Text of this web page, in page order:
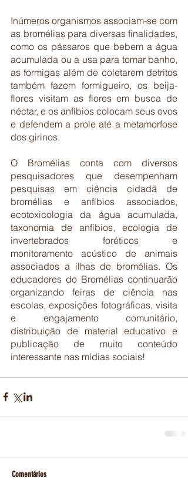
Inúmeros organismos associam-se com
as bromélias para diversas finalidades,
como os pássaros que bebem a água
acumulada ou a usa para tomar banho,
as formigas além de coletarem detritos
também fazem formigueiro, os beija-
flores visitam as flores em busca de
néctar, e os anfíbios colocam seus ovos
e defendem a prole até a metamorfose
dos girinos.
O Bromélias conta com diversos
pesquisadores que desempenham
pesquisas em ciência cidadã de
bromélias e anfíbios associados,
ecotoxicologia da água acumulada,
taxonomia de anfíbios, ecologia de
invertebrados foréticos e
monitoramento acústico de animais
associados a ilhas de bromélias. Os
educadores do Bromélias continuarão
organizando feiras de ciência nas
escolas, exposições fotográficas, visita
e engajamento comunitário,
distribuição de material educativo e
publicação de muito conteúdo
interessante nas mídias sociais!
Comentários